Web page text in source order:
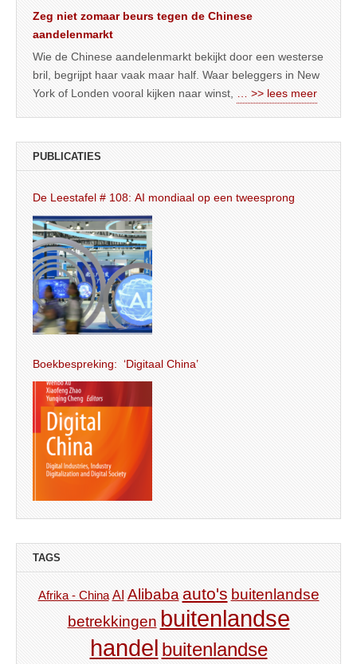
Zeg niet zomaar beurs tegen de Chinese
aandelenmarkt
Wie de Chinese aandelenmarkt bekijkt door een westerse
bril, begrijpt haar vaak maar half. Waar beleggers in New
York of Londen vooral kijken naar winst,
… >> lees meer
PUBLICATIES
De Leestafel # 108: AI mondiaal op een tweesprong
Boekbespreking: ‘Digitaal China’
TAGS
Afrika - China AI Alibaba auto's buitenlandse
betrekkingen buitenlandse
handel buitenlandse